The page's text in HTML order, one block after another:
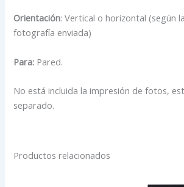
Orientación: Vertical o horizontal (según
fotografía enviada)
Para: Pared.
No está incluida la impresión de fotos,
separado.
Productos relacionados